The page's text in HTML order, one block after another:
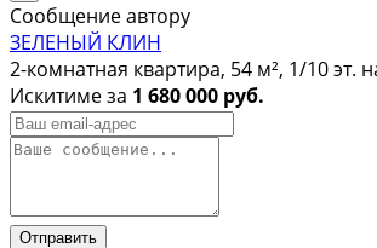
Сообщение автору
ЗЕЛЕНЫЙ КЛИН
2-комнатная квартира, 54 м², 1/10 эт.
Искитиме за 1 680 000 руб.
Отправить